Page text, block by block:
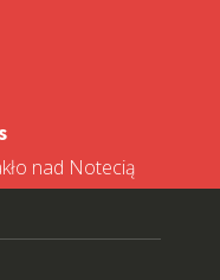
nad Notecią